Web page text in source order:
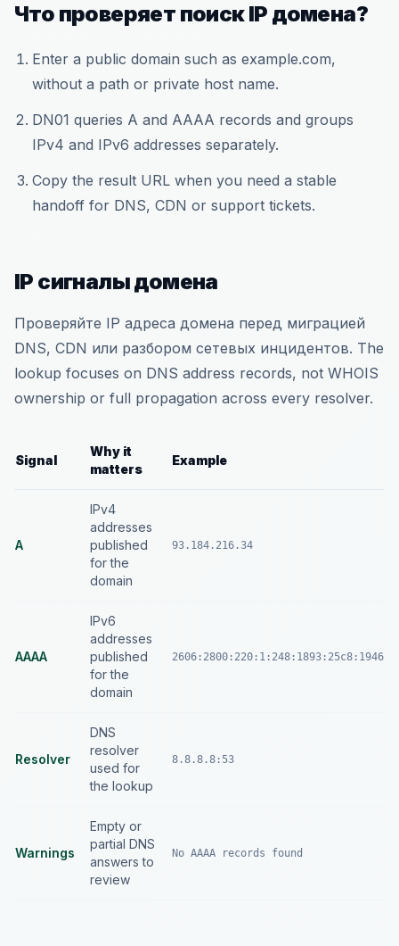
Что проверяет поиск IP домена?
Enter a public domain such as example.com,
without a path or private host name.
DN01 queries A and AAAA records and groups
IPv4 and IPv6 addresses separately.
Copy the result URL when you need a stable
handoff for DNS, CDN or support tickets.
IP сигналы домена
Проверяйте IP адреса домена перед миграцией
DNS, CDN или разбором сетевых инцидентов. The
lookup focuses on DNS address records, not WHOIS
ownership or full propagation across every resolver.
Signal
Why it
matters
Example
A
IPv4
addresses
published
for the
domain
93.184.216.34
AAAA
IPv6
addresses
published
for the
domain
2606:2800:220:1:248:1893:25c8:1946
Resolver
DNS
resolver
used for
the lookup
8.8.8.8:53
Warnings
Empty or
partial DNS
answers to
review
No AAAA records found